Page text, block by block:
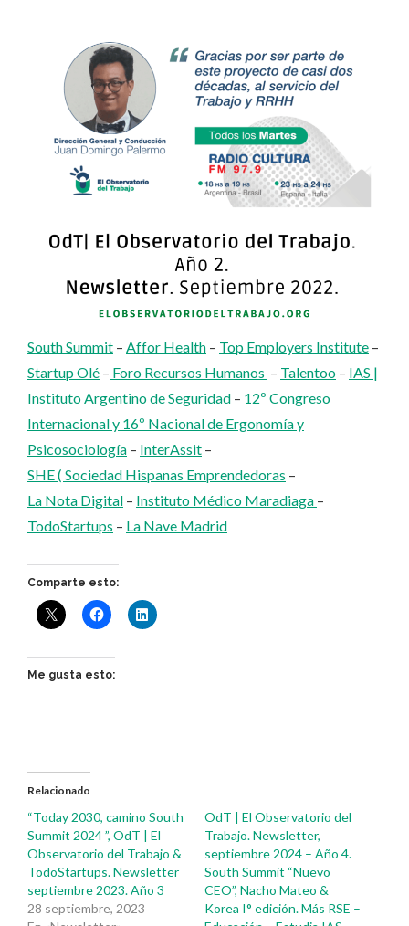
South Summit – Affor Health – Top Employers Institute –
Startup Olé – Foro Recursos Humanos – Talentoo – IAS |
Instituto Argentino de Seguridad – 12º Congreso
Internacional y 16º Nacional de Ergonomía y
Psicosociología – InterAssit –
SHE ( Sociedad Hispanas Emprendedoras –
La Nota Digital – Instituto Médico Maradiaga –
TodoStartups – La Nave Madrid
Comparte esto:
Me gusta esto:
Relacionado
“Today 2030, camino South
Summit 2024 ”, OdT | El
Observatorio del Trabajo &
TodoStartups. Newsletter
septiembre 2023. Año 3
28 septiembre, 2023
OdT | El Observatorio del
Trabajo. Newsletter,
septiembre 2024 – Año 4.
South Summit “Nuevo
CEO”, Nacho Mateo &
Korea I° edición. Más RSE –